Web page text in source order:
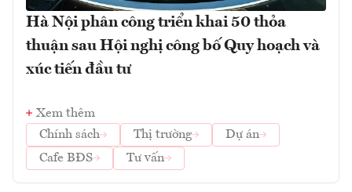
Hà Nội phân công triển khai 50 thỏa
thuận sau Hội nghị công bố Quy hoạch và
xúc tiến đầu tư
Xem thêm
Chính sách
Thị trường
Dự án
Cafe BĐS
Tư vấn